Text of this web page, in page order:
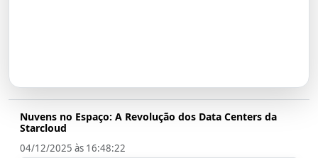
Nuvens no Espaço: A Revolução dos Data Centers da
Starcloud
04/12/2025 às 16:48:22